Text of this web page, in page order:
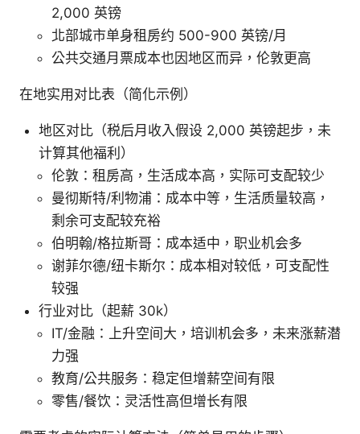
2,000 英镑
北部城市单身租房约 500-900 英镑/月
公共交通月票成本也因地区而异，伦敦更高
在地实用对比表（简化示例）
地区对比（税后月收入假设 2,000 英镑起步，未
计算其他福利）
伦敦：租房高，生活成本高，实际可支配较少
曼彻斯特/利物浦：成本中等，生活质量较高，
剩余可支配较充裕
伯明翰/格拉斯哥：成本适中，职业机会多
谢菲尔德/纽卡斯尔：成本相对较低，可支配性
较强
行业对比（起薪 30k）
IT/金融：上升空间大，培训机会多，未来涨薪潜
力强
教育/公共服务：稳定但增薪空间有限
零售/餐饮：灵活性高但增长有限